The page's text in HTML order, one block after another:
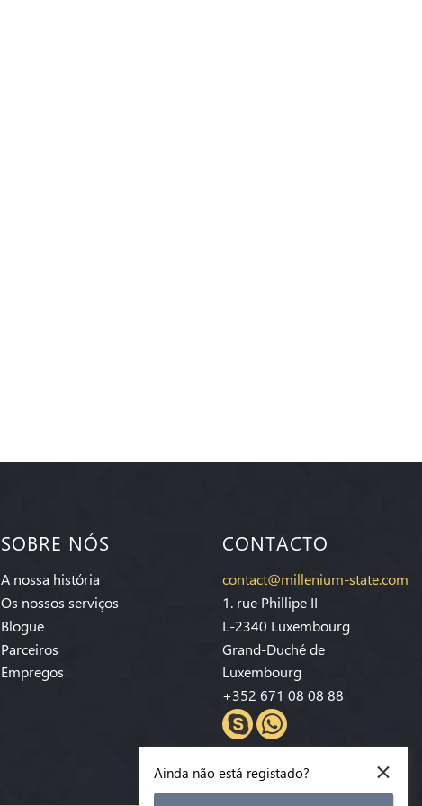
SOBRE NÓS
A nossa história
Os nossos serviços
Blogue
Parceiros
Empregos
CONTACTO
contact@millenium-state.com
1. rue Phillipe II
L-2340 Luxembourg
Grand-Duché de
Luxembourg
+352 671 08 08 88
×
Ainda não está registado?